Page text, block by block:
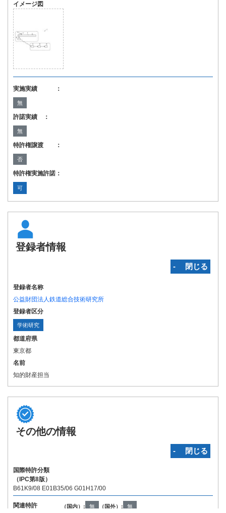
イメージ図
実施実績 ：
無
許諾実績 ：
無
特許権譲渡 ：
否
特許権実施許諾：
可
登録者情報
‐ 閉じる
登録者名称
公益財団法人鉄道総合技術研究所
登録者区分
学術研究
都道府県
東京都
名前
知的財産担当
その他の情報
‐ 閉じる
国際特許分類
（IPC第8版）
B61K9/08 E01B35/06 G01H17/00
関連特許 （国内）: 無 （国外）: 無